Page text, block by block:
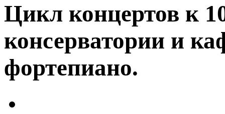
Цикл концертов к
консерватории и
фортепиано.